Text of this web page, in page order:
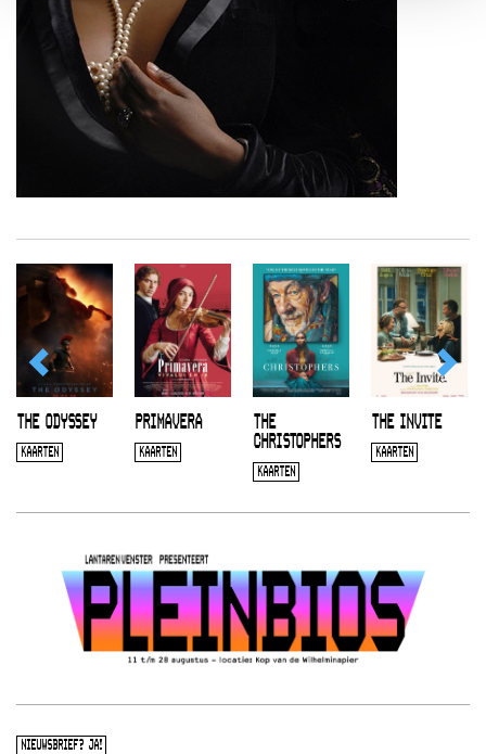
THE ODYSSEY
KAARTEN
PRIMAVERA
KAARTEN
THE
CHRISTOPHERS
KAARTEN
THE INVITE
KAARTEN
NIEUWSBRIEF? JA!